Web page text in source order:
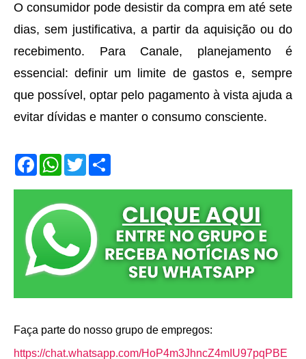
O consumidor pode desistir da compra em até sete
dias, sem justificativa, a partir da aquisição ou do
recebimento. Para Canale, planejamento é
essencial: definir um limite de gastos e, sempre
que possível, optar pelo pagamento à vista ajuda a
evitar dívidas e manter o consumo consciente.
F
a
e
o
o
W
h
t
s
A
T
w
t
e
r
r
Faça parte do nosso grupo de empregos:
https://chat.whatsapp.com/HoP4m3JhncZ4mIU97pqPBE